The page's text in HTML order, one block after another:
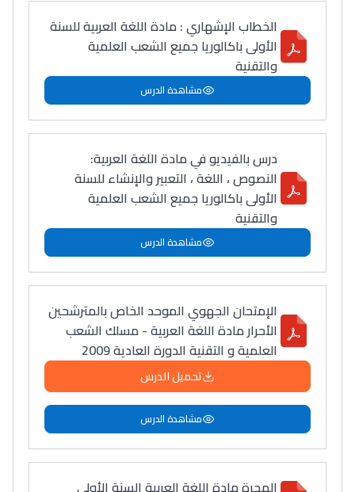
الخطاب الإشهاري : مادة اللغة العربية للسنة
الأولى باكالوريا جميع الشعب العلمية
والتقنية
مشاهدة الدرس
درس بالفيديو في مادة اللغة العربية:
النصوص ، اللغة ، التعبير والإنشاء للسنة
الأولى باكالوريا جميع الشعب العلمية
والتقنية
مشاهدة الدرس
الإمتحان الجهوي الموحد الخاص بالمترشحين
الأحرار مادة اللغة العربية - مسلك الشعب
العلمية و التقنية الدورة العادية 2009
تحميل الدرس
مشاهدة الدرس
الهجرة مادة اللغة العربية السنة الأولى